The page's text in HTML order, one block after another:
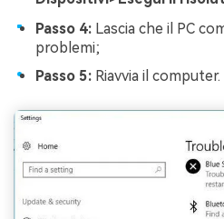
Passo 4: Lascia che il PC
problemi;
Passo 5: Riavvia il computer.